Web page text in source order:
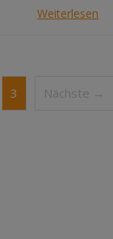
Weiterlesen
3 Nächste →